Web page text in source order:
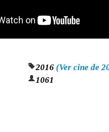
2016 (Ver cine de
1061